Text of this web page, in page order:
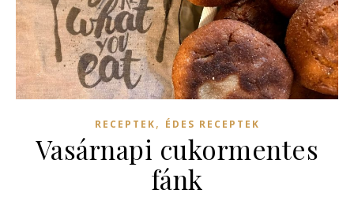
RECEPTEK, ÉDES RECEPTEK
Vasárnapi cukormentes
fánk